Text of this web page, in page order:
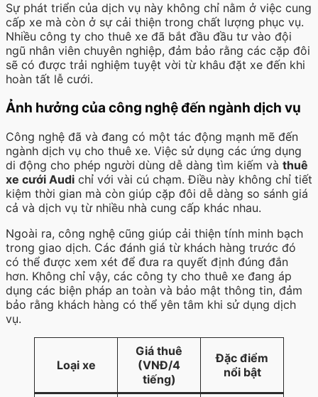
Sự phát triển của dịch vụ này không chỉ nằm ở việc cung
cấp xe mà còn ở sự cải thiện trong chất lượng phục vụ.
Nhiều công ty cho thuê xe đã bắt đầu đầu tư vào đội
ngũ nhân viên chuyên nghiệp, đảm bảo rằng các cặp đôi
sẽ có được trải nghiệm tuyệt vời từ khâu đặt xe đến khi
hoàn tất lễ cưới.
Ảnh hưởng của công nghệ đến ngành dịch vụ
Công nghệ đã và đang có một tác động mạnh mẽ đến
ngành dịch vụ cho thuê xe. Việc sử dụng các ứng dụng
di động cho phép người dùng dễ dàng tìm kiếm và thuê
xe cưới Audi chỉ với vài cú chạm. Điều này không chỉ tiết
kiệm thời gian mà còn giúp cặp đôi dễ dàng so sánh giá
cả và dịch vụ từ nhiều nhà cung cấp khác nhau.
Ngoài ra, công nghệ cũng giúp cải thiện tính minh bạch
trong giao dịch. Các đánh giá từ khách hàng trước đó
có thể được xem xét để đưa ra quyết định đúng đắn
hơn. Không chỉ vậy, các công ty cho thuê xe đang áp
dụng các biện pháp an toàn và bảo mật thông tin, đảm
bảo rằng khách hàng có thể yên tâm khi sử dụng dịch
vụ.
Loại xe
Giá thuê
(VNĐ/4
tiếng)
Đặc điểm
nổi bật